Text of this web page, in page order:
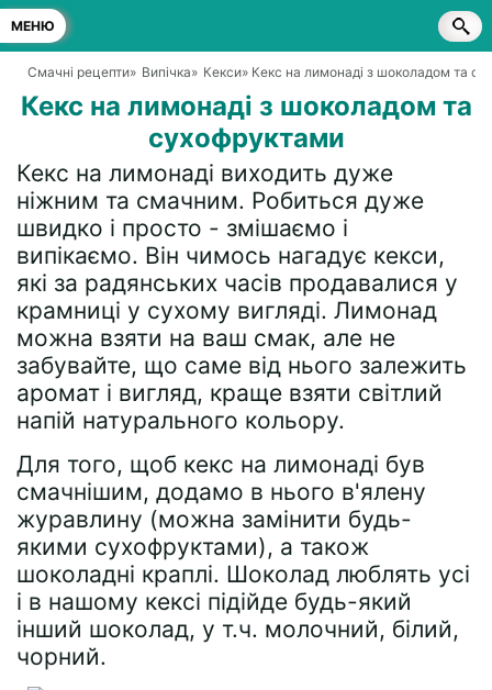
МЕНЮ
Смачні рецепти» Випічка» Кекси» Кекс на лимонаді з шоколадом та
Кекс на лимонаді з шоколадом та
сухофруктами
Кекс на лимонаді виходить дуже
ніжним та смачним. Робиться дуже
швидко і просто - змішаємо і
випікаємо. Він чимось нагадує кекси,
які за радянських часів продавалися у
крамниці у сухому вигляді. Лимонад
можна взяти на ваш смак, але не
забувайте, що саме від нього залежить
аромат і вигляд, краще взяти світлий
напій натурального кольору.
Для того, щоб кекс на лимонаді був
смачнішим, додамо в нього в'ялену
журавлину (можна замінити будь-
якими сухофруктами), а також
шоколадні краплі. Шоколад люблять усі
і в нашому кексі підійде будь-який
інший шоколад, у т.ч. молочний, білий,
чорний.